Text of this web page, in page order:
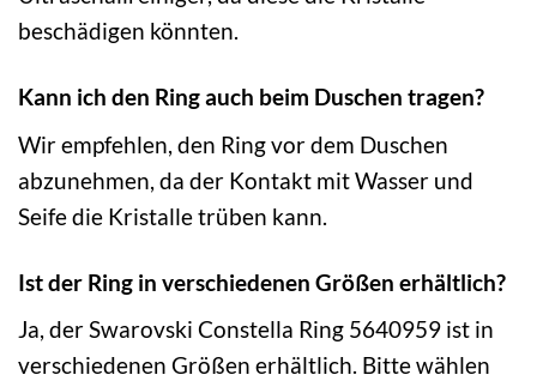
beschädigen könnten.
Kann ich den Ring auch beim Duschen tragen?
Wir empfehlen, den Ring vor dem Duschen
abzunehmen, da der Kontakt mit Wasser und
Seife die Kristalle trüben kann.
Ist der Ring in verschiedenen Größen erhältlich?
Ja, der Swarovski Constella Ring 5640959 ist in
verschiedenen Größen erhältlich. Bitte wählen